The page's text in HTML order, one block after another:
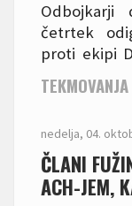
četrtek
proti ekipi
3:0, ampak
igro, kar je
TEKMOVANJA
nedelja, 04.
ČLANI
ACH-JEM,